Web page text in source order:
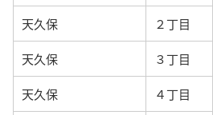
天久保 ２丁目
天久保 ３丁目
天久保 ４丁目